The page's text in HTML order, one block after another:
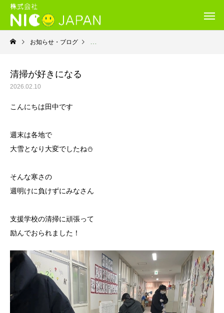
お知らせ・ブログ 就労継続支援Ｂ型・ニコプレイス
清掃が好きになる
2026.02.10
こんにちは田中です
週末は各地で
大雪となり大変でしたね⛄️
そんな寒さの
週明けに負けずにみなさん
支援学校の清掃に頑張って
励んでおられました！